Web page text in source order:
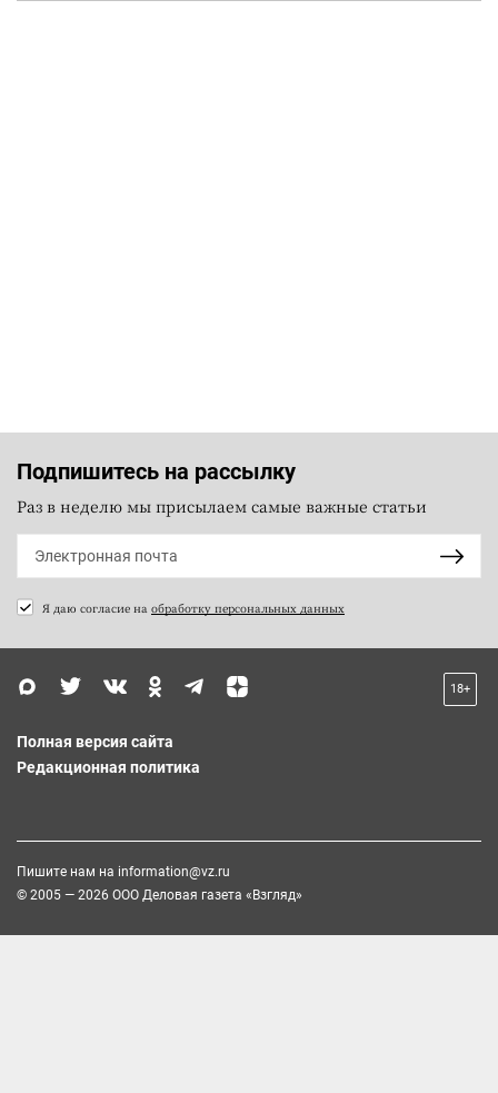
Подпишитесь на рассылку
Раз в неделю мы присылаем самые важные статьи
Я даю согласие на обработку персональных данных
18+
Полная версия сайта
Редакционная политика
Пишите нам на information@vz.ru
© 2005 — 2026 ООО Деловая газета «Взгляд»